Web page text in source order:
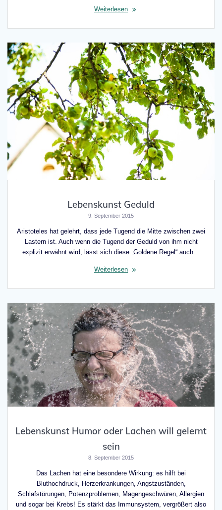
Weiterlesen
Lebenskunst Geduld
9. September 2015
Aristoteles hat gelehrt, dass jede Tugend die Mitte zwischen zwei
Lastern ist. Auch wenn die Tugend der Geduld von ihm nicht
explizit erwähnt wird, lässt sich diese „Goldene Regel“ auch…
Weiterlesen
Lebenskunst Humor oder Lachen will gelernt
sein
8. September 2015
Das Lachen hat eine besondere Wirkung: es hilft bei
Bluthochdruck, Herzerkrankungen, Angstzuständen,
Schlafstörungen, Potenzproblemen, Magengeschwüren, Allergien
und sogar bei Krebs! Es stärkt das Immunsystem, vergrößert also